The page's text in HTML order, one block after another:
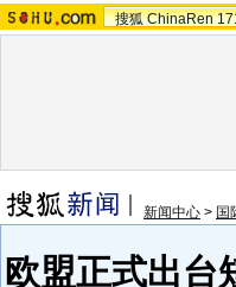
搜狐 ChinaRen
新闻中心 > 国
欧盟正式出台